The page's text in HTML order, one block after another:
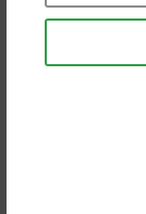
niet goed
Krachtig werk
Met de
de grond
de achteras
tractor. De